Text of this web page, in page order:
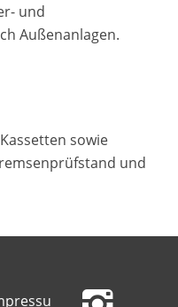
und
Außenanlagen.
sowie
und